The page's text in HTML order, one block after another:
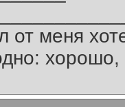
от меня